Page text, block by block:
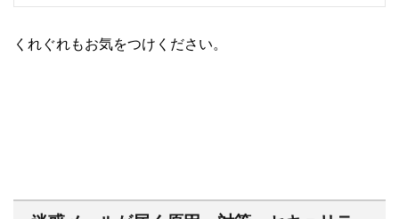
くれぐれもお気をつけください。